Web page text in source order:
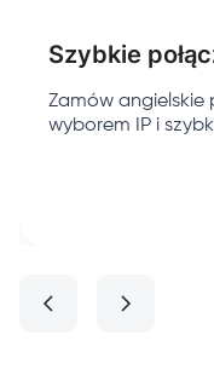
Szybkie
Zamów
wyborem IP i